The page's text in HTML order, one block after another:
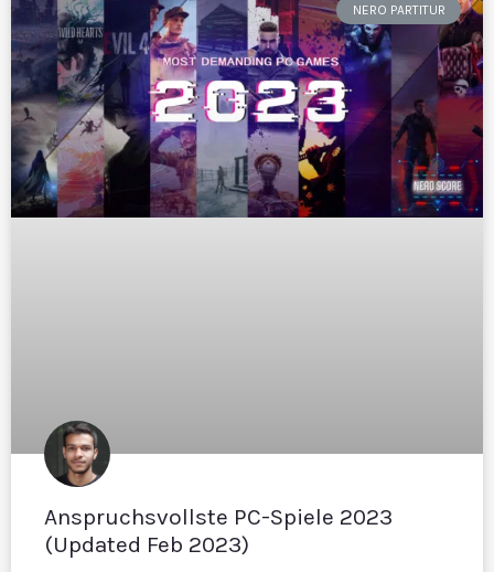
NERO PARTITUR
Anspruchsvollste PC-Spiele 2023
(Updated Feb 2023)